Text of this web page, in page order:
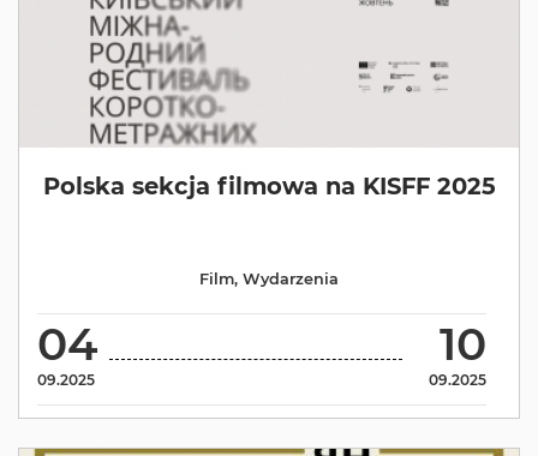
Polska sekcja filmowa na KISFF 2025
04
09.2025
10
09.2025
Film, Wydarzenia